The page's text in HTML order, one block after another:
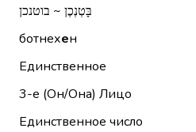
בָּטְנְכֶן ~ בוטנכן
ботнехен
Единственное
3-е (Он/Она) Лицо
Единственное число